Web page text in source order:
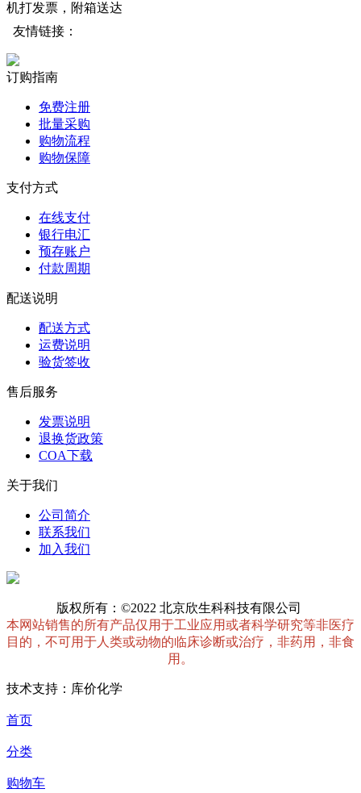
机打发票，附箱送达
友情链接：
订购指南
免费注册
批量采购
购物流程
购物保障
支付方式
在线支付
银行电汇
预存账户
付款周期
配送说明
配送方式
运费说明
验货签收
售后服务
发票说明
退换货政策
COA下载
关于我们
公司简介
联系我们
加入我们
版权所有：©2022 北京欣生科科技有限公司
本网站销售的所有产品仅用于工业应用或者科学研究等非医疗
目的，不可用于人类或动物的临床诊断或治疗，非药用，非食
用。
技术支持：库价化学
首页
分类
购物车